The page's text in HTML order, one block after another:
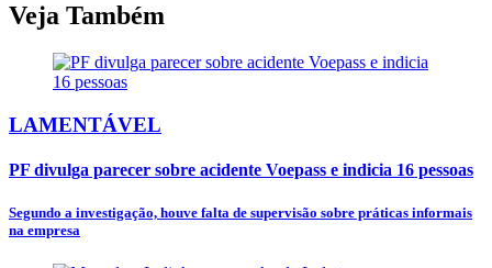
Veja Também
LAMENTÁVEL
PF divulga parecer sobre acidente Voepass e indicia 16 pessoas
Segundo a investigação, houve falta de supervisão sobre práticas informais
na empresa